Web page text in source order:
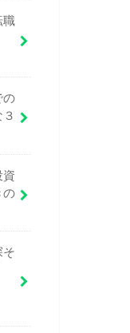
職
の
資
の
そ